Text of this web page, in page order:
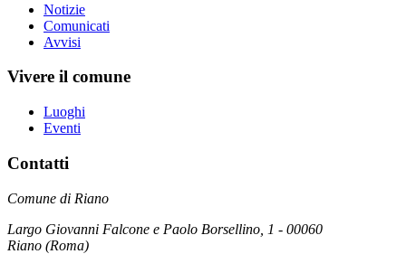
Notizie
Comunicati
Avvisi
Vivere il comune
Luoghi
Eventi
Contatti
Comune di Riano
Largo Giovanni Falcone e Paolo Borsellino, 1 - 00060
Riano (Roma)